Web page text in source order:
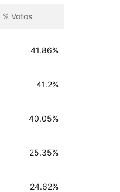
% Votos
41.86%
41.2%
40.05%
25.35%
24.62%